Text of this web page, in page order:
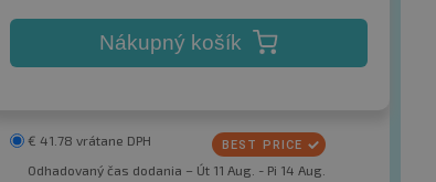
Nákupný košík
€ 41.78 vrátane DPH
Odhadovaný čas dodania – Út 11 Aug. - Pi 14 Aug.